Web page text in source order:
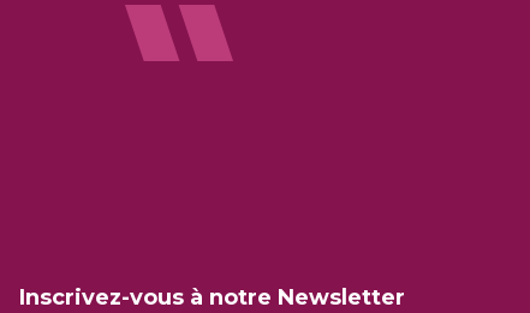
Inscrivez-vous à notre Newsletter